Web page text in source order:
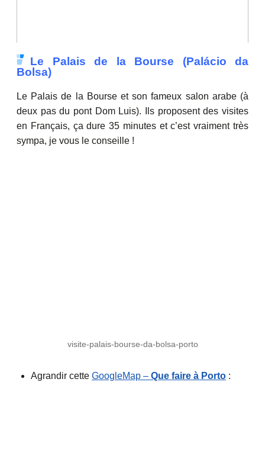
Le Palais de la Bourse (Palácio da
Bolsa)
Le Palais de la Bourse et son fameux salon arabe (à
deux pas du pont Dom Luis). Ils proposent des visites
en Français, ça dure 35 minutes et c’est vraiment très
sympa, je vous le conseille !
visite-palais-bourse-da-bolsa-porto
Agrandir cette GoogleMap – Que faire à Porto :